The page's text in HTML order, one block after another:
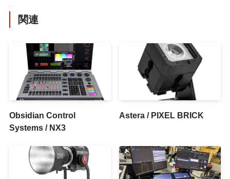
関連
Obsidian Control
Systems / NX3
Astera / PIXEL BRICK